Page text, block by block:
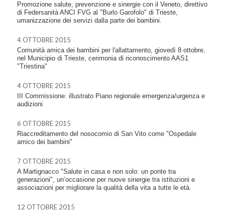
Promozione salute, prevenzione e sinergie con il Veneto, direttivo
di Federsanità ANCI FVG al "Burlo Garofolo" di Trieste,
umanizzazione dei servizi dalla parte dei bambini.
4 OTTOBRE 2015
Comunità amica dei bambini per l'allattamento, giovedì 8 ottobre,
nel Municipio di Trieste, cerimonia di riconoscimento AAS1
"Triestina"
4 OTTOBRE 2015
III Commissione: illustrato Piano regionale emergenza/urgenza e
audizioni
6 OTTOBRE 2015
Riaccreditamento del nosocomio di San Vito come "Ospedale
amico dei bambini"
7 OTTOBRE 2015
A Martignacco "Salute in casa e non solo: un ponte tra
generazioni", un’occasione per nuove sinergie tra istituzioni e
associazioni per migliorare la qualità della vita a tutte le età.
12 OTTOBRE 2015